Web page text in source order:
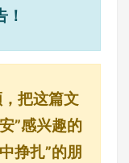
把这篇文
”感兴趣的
挣扎”的朋